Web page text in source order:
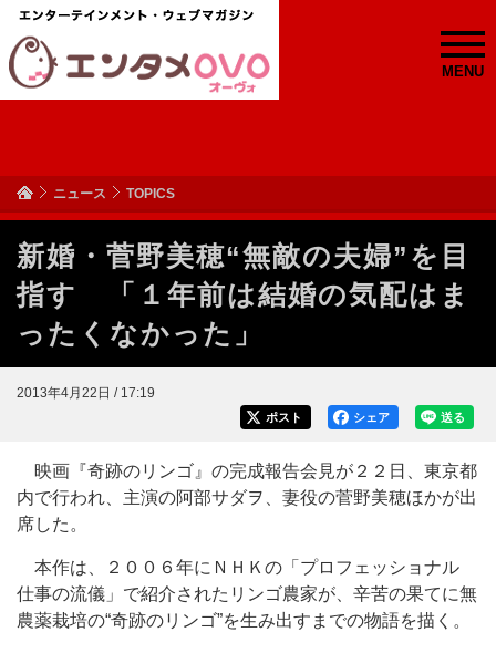
MENU
ニュース TOPICS
新婚・菅野美穂“無敵の夫婦”を目
指す 「１年前は結婚の気配はま
ったくなかった」
2013年4月22日 / 17:19
送る
シェア
ポスト
映画『奇跡のリンゴ』の完成報告会見が２２日、東京都
内で行われ、主演の阿部サダヲ、妻役の菅野美穂ほかが出
席した。
本作は、２００６年にＮＨＫの「プロフェッショナル
仕事の流儀」で紹介されたリンゴ農家が、辛苦の果てに無
農薬栽培の“奇跡のリンゴ”を生み出すまでの物語を描く。